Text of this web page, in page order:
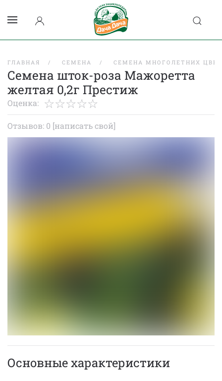
ГЛАВНАЯ СЕМЕНА СЕМЕНА МНОГОЛЕТНИХ
Семена шток-роза Мажоретта
желтая 0,2г Престиж
Оценка:
Отзывов: 0 [написать свой]
Основные характеристики